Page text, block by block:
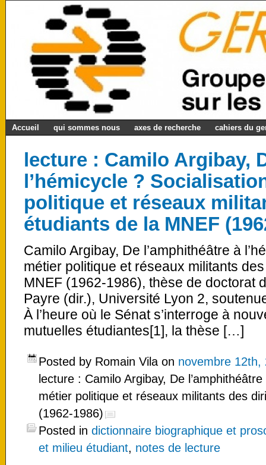
Accueil qui sommes nous axes de recherche cahiers du
lecture : Camilo Argibay,
l’hémicycle ?
politique et réseaux
étudiants de la MNEF
Camilo Argibay, De l’amphithéâtre à
métier politique et réseaux militants
MNEF (1962-1986), thèse de doctorat
Payre (dir.), Université Lyon 2,
À l’heure où le Sénat s’interroge à
mutuelles étudiantes[1], la thèse […]
Posted by Romain Vila on novembre 12th,
lecture : Camilo Argibay, De
métier politique et réseaux militants des
(1962-1986)
Posted in dictionnaire biographique et
et milieu étudiant, notes de lecture